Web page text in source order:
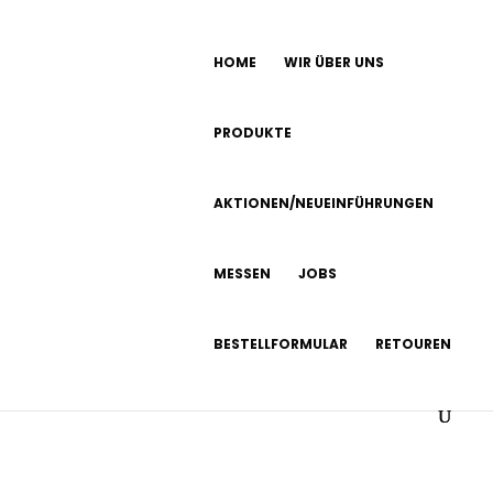
HOME WIR ÜBER UNS
PRODUKTE
AKTIONEN/NEUEINFÜHRUNGEN
MESSEN JOBS
BESTELLFORMULAR RETOUREN